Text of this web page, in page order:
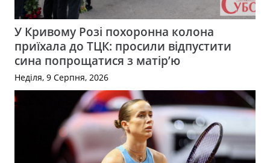
У Кривому Розі похоронна колона
приїхала до ТЦК: просили відпустити
сина попрощатися з матір’ю
Неділя, 9 Серпня, 2026